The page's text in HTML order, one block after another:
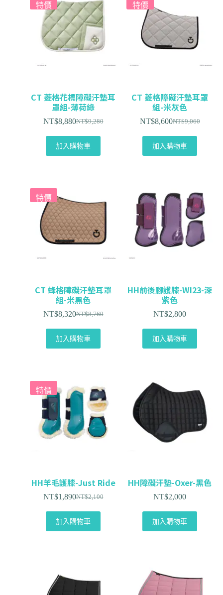
特價
CT 菱格花標障礙汗墊耳
罩組-薄荷綠
NT$9,280
NT$8,880
加入購物車
特價
CT 菱格障礙汗墊耳罩
組-米灰色
NT$9,060
NT$8,600
加入購物車
特價
CT 蜂格障礙汗墊耳罩
組-米黑色
NT$8,760
NT$8,320
加入購物車
HH前後腳護膝-WI23-深
紫色
NT$2,800
加入購物車
特價
HH羊毛護膝-Just Ride
NT$2,100
NT$1,890
加入購物車
HH障礙汗墊-Oxer-黑色
NT$2,000
加入購物車